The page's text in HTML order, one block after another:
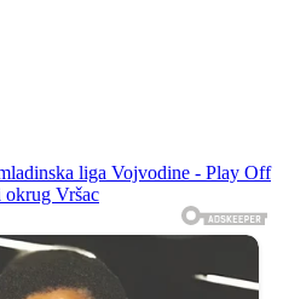
liga Vojvodine - Play Off
okrug Vršac